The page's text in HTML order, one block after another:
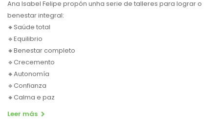
Ana Isabel Felipe propón unha serie de talleres para lograr o
benestar integral:
🔸Saúde total
🔹Equilibrio
🔸Benestar completo
🔹Crecemento
🔸Autonomía
🔹Confianza
🔸Calma e paz
Leer más